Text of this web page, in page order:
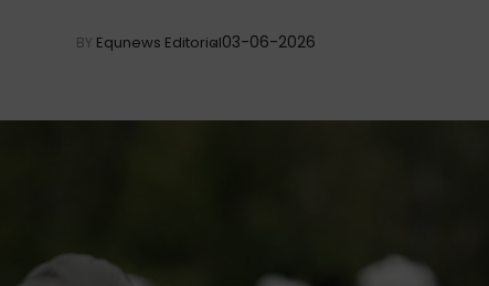
BY Equnews Editorial03-06-2026